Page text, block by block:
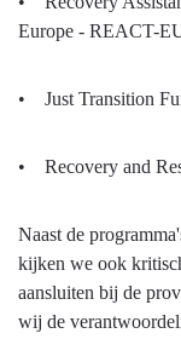
Europe - REACT-
• Just Transition
• Recovery and
Naast de
kijken we ook
aansluiten bij de
wij de